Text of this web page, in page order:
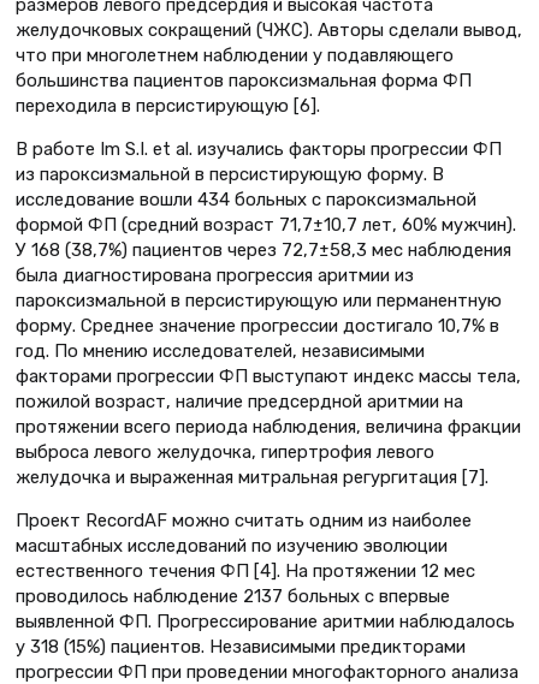
размеров левого предсердия и высокая частота
желудочковых сокращений (ЧЖС). Авторы сделали вывод,
что при многолетнем наблюдении у подавляющего
большинства пациентов пароксизмальная форма ФП
переходила в персистирующую [6].
В работе Im S.I. et al. изучались факторы прогрессии ФП
из пароксизмальной в персистирующую форму. В
исследование вошли 434 больных с пароксизмальной
формой ФП (средний возраст 71,7±10,7 лет, 60% мужчин).
У 168 (38,7%) пациентов через 72,7±58,3 мес наблюдения
была диагностирована прогрессия аритмии из
пароксизмальной в персистирующую или перманентную
форму. Среднее значение прогрессии достигало 10,7% в
год. По мнению исследователей, независимыми
факторами прогрессии ФП выступают индекс массы тела,
пожилой возраст, наличие предсердной аритмии на
протяжении всего периода наблюдения, величина фракции
выброса левого желудочка, гипертрофия левого
желудочка и выраженная митральная регургитация [7].
Проект RecordAF можно считать одним из наиболее
масштабных исследований по изучению эволюции
естественного течения ФП [4]. На протяжении 12 мес
проводилось наблюдение 2137 больных с впервые
выявленной ФП. Прогрессирование аритмии наблюдалось
у 318 (15%) пациентов. Независимыми предикторами
прогрессии ФП при проведении многофакторного анализа